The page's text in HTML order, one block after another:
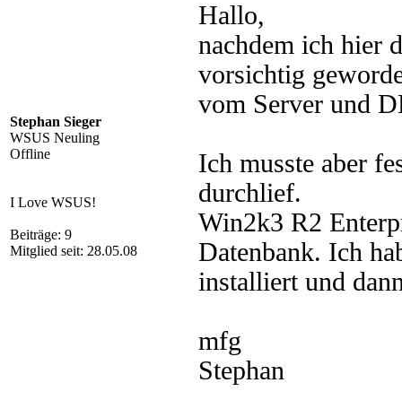
Stephan Sieger
WSUS Neuling
Offline
I Love WSUS!
Beiträge: 9
Mitglied seit: 28.05.08
Hallo,
nachdem ich hier
vorsichtig
vom Server und
Ich musste aber
durchlief.
Win2k3 R2
Datenbank. Ich
installiert und
mfg
Stephan